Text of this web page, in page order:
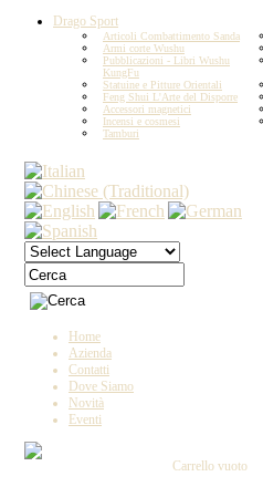
Drago Sport
Articoli Combattimento Sanda
Armi corte Wushu
Pubblicazioni - Libri Wushu
KungFu
Statuine e Pitture Orientali
Feng Shui L'Arte del Disporre
Accessori magnetici
Incensi e cosmesi
Tamburi
Home
Azienda
Contatti
Dove Siamo
Novità
Eventi
Carrello vuoto